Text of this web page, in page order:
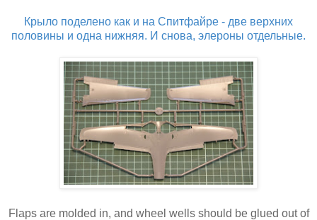
Крыло поделено как и на Спитфайре - две верхних
половины и одна нижняя. И снова, элероны отдельные.
Flaps are molded in, and wheel wells should be glued out of